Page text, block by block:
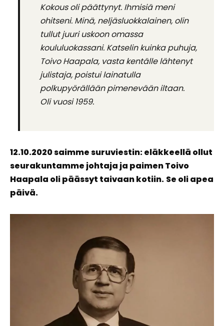
Kokous oli päättynyt. Ihmisiä meni
ohitseni. Minä, neljäsluokkalainen, olin
tullut juuri uskoon omassa
koululuokassani. Katselin kuinka puhuja,
Toivo Haapala, vasta kentälle lähtenyt
julistaja, poistui lainatulla
polkupyörällään pimenevään iltaan.
Oli vuosi 1959.
12.10.2020 saimme suruviestin: eläkkeellä ollut
seurakuntamme johtaja ja paimen Toivo
Haapala oli päässyt taivaan kotiin. Se oli apea
päivä.